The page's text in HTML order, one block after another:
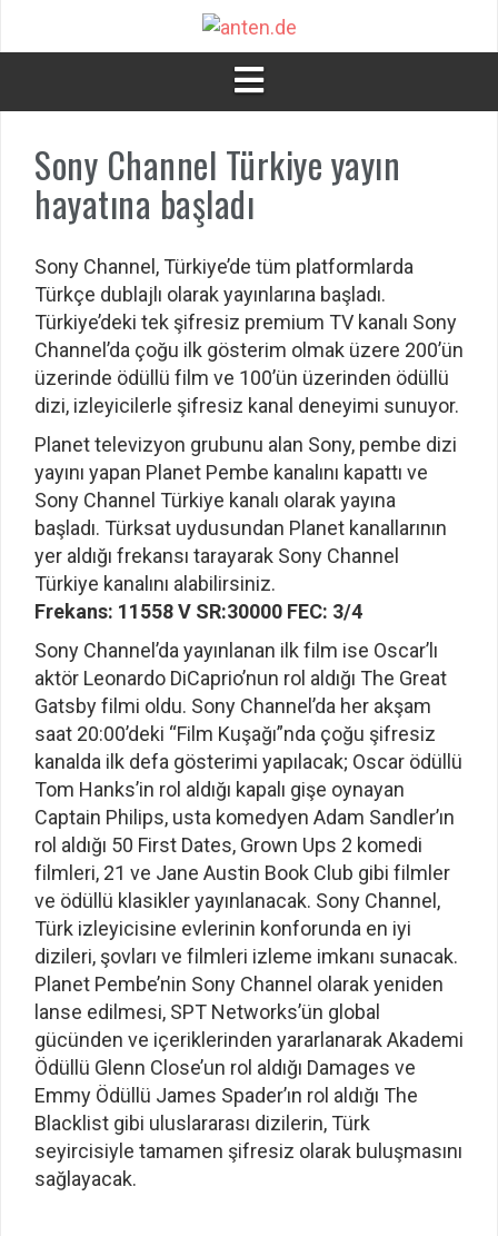
Sony Channel Türkiye yayın
hayatına başladı
Sony Channel, Türkiye’de tüm platformlarda
Türkçe dublajlı olarak yayınlarına başladı.
Türkiye’deki tek şifresiz premium TV kanalı Sony
Channel’da çoğu ilk gösterim olmak üzere 200’ün
üzerinde ödüllü film ve 100’ün üzerinden ödüllü
dizi, izleyicilerle şifresiz kanal deneyimi sunuyor.
Planet televizyon grubunu alan Sony, pembe dizi
yayını yapan Planet Pembe kanalını kapattı ve
Sony Channel Türkiye kanalı olarak yayına
başladı. Türksat uydusundan Planet kanallarının
yer aldığı frekansı tarayarak Sony Channel
Türkiye kanalını alabilirsiniz.
Frekans: 11558 V SR:30000 FEC: 3/4
Sony Channel’da yayınlanan ilk film ise Oscar’lı
aktör Leonardo DiCaprio’nun rol aldığı The Great
Gatsby filmi oldu. Sony Channel’da her akşam
saat 20:00’deki “Film Kuşağı”nda çoğu şifresiz
kanalda ilk defa gösterimi yapılacak; Oscar ödüllü
Tom Hanks’in rol aldığı kapalı gişe oynayan
Captain Philips, usta komedyen Adam Sandler’ın
rol aldığı 50 First Dates, Grown Ups 2 komedi
filmleri, 21 ve Jane Austin Book Club gibi filmler
ve ödüllü klasikler yayınlanacak. Sony Channel,
Türk izleyicisine evlerinin konforunda en iyi
dizileri, şovları ve filmleri izleme imkanı sunacak.
Planet Pembe’nin Sony Channel olarak yeniden
lanse edilmesi, SPT Networks’ün global
gücünden ve içeriklerinden yararlanarak Akademi
Ödüllü Glenn Close’un rol aldığı Damages ve
Emmy Ödüllü James Spader’ın rol aldığı The
Blacklist gibi uluslararası dizilerin, Türk
seyircisiyle tamamen şifresiz olarak buluşmasını
sağlayacak.